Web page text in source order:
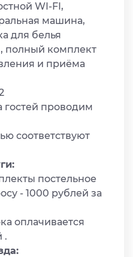
WI-FI,
машина,
для белья
полный комплект
и приёма
гостей проводим
соответствуют
постельное
- 1000 рублей за
оплачивается
.